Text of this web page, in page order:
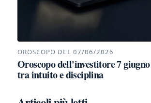
OROSCOPO DEL 07/06/2026
Oroscopo dell'investitore 7
tra intuito e disciplina